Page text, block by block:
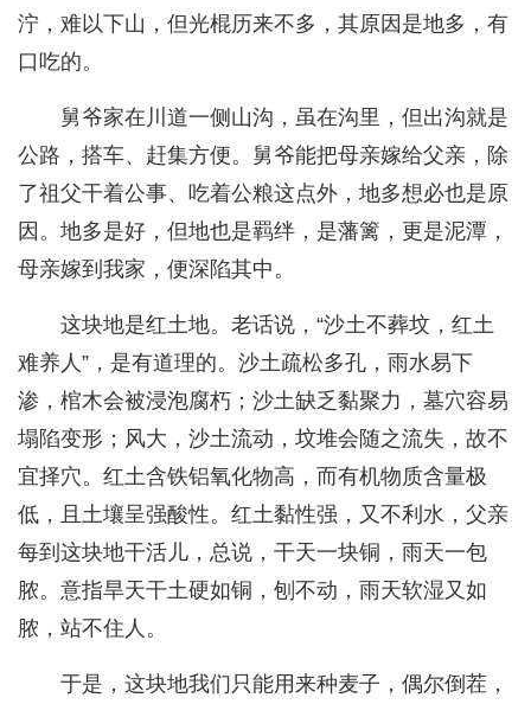
泞，难以下山，但光棍历来不多，其原因是地多，有
口吃的。
舅爷家在川道一侧山沟，虽在沟里，但出沟就是
公路，搭车、赶集方便。舅爷能把母亲嫁给父亲，除
了祖父干着公事、吃着公粮这点外，地多想必也是原
因。地多是好，但地也是羁绊，是藩篱，更是泥潭，
母亲嫁到我家，便深陷其中。
这块地是红土地。老话说，“沙土不葬坟，红土
难养人”，是有道理的。沙土疏松多孔，雨水易下
渗，棺木会被浸泡腐朽；沙土缺乏黏聚力，墓穴容易
塌陷变形；风大，沙土流动，坟堆会随之流失，故不
宜择穴。红土含铁铝氧化物高，而有机物质含量极
低，且土壤呈强酸性。红土黏性强，又不利水，父亲
每到这块地干活儿，总说，干天一块铜，雨天一包
脓。意指旱天干土硬如铜，刨不动，雨天软湿又如
脓，站不住人。
于是，这块地我们只能用来种麦子，偶尔倒茬，